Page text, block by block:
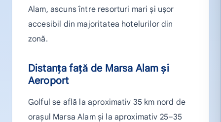
Alam, ascuns între resorturi mari și ușor
accesibil din majoritatea hotelurilor din
zonă.
Distanța față de Marsa Alam și
Aeroport
Golful se află la aproximativ 35 km nord de
orașul Marsa Alam și la aproximativ 25–35